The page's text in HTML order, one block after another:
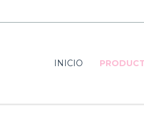
INICIO